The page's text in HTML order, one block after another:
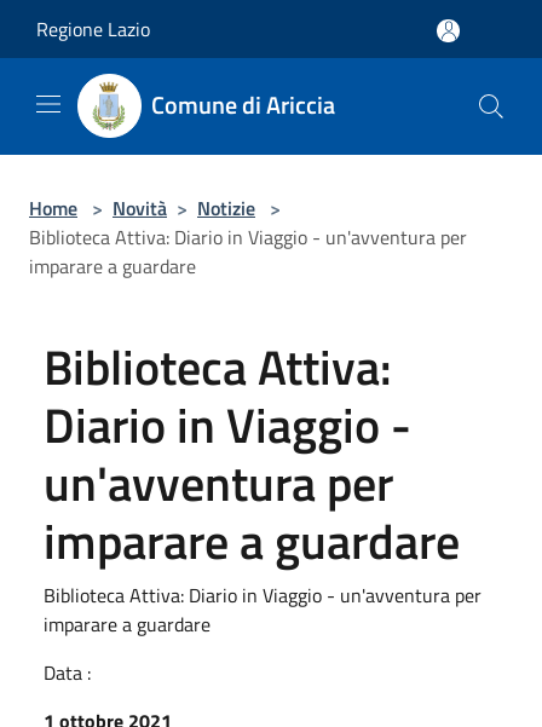
Regione Lazio
Comune di Ariccia
Home > Novità > Notizie >
Biblioteca Attiva: Diario in Viaggio - un'avventura per
imparare a guardare
Biblioteca Attiva:
Diario in Viaggio -
un'avventura per
imparare a guardare
Biblioteca Attiva: Diario in Viaggio - un'avventura per
imparare a guardare
Data :
1 ottobre 2021